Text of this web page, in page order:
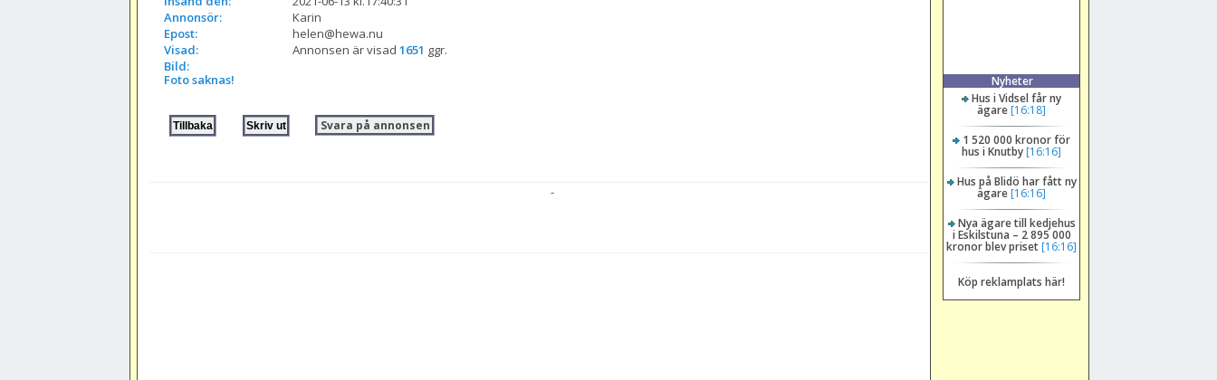
Annonsör:
Karin
Epost:
helen@hewa.nu
Visad:
Annonsen är visad 1651 ggr.
Bild:
Foto saknas!
Svara på annonsen
-
Nyheter
Hus i Vidsel får ny
ägare [16:18]
1 520 000 kronor för
hus i Knutby [16:16]
Hus på Blidö har fått ny
ägare [16:16]
Nya ägare till kedjehus
i Eskilstuna – 2 895 000
kronor blev priset [16:16]
Köp reklamplats här!